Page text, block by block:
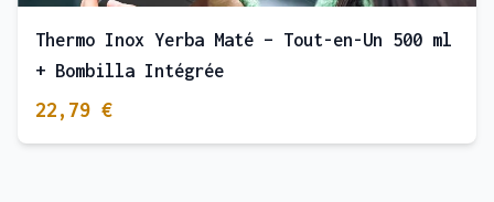
Thermo Inox Yerba Maté – Tout-en-Un 500 ml
+ Bombilla Intégrée
22,79 €